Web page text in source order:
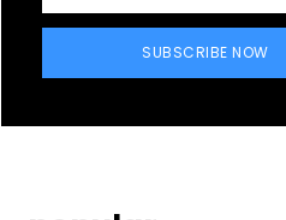
SUBSCRIBE NOW